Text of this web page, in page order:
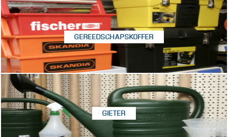
GEREEDSCHAPSKOFFER
GIETER